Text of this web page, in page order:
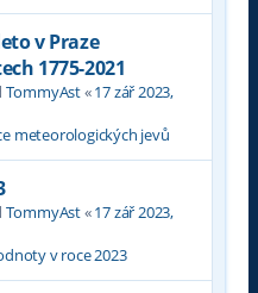
v Praze
1775-2021
TommyAst«17 zář 2023,
meteorologických jevů
TommyAst«17 zář 2023,
v roce 2023